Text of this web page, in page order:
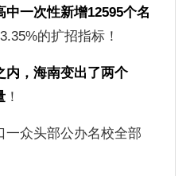
中一次性新增12595个名
的扩招指标！
内，海南变出了两个
！
一众头部公办名校全部